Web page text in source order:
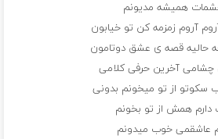
همیشه مدیونم
آروم زمزمه کن تو خیابون
حالیه قصه ی عشق دوتامون
چشامی آخرین حرفی کلامی
سکوتو از تو میخونم بدونی
همش از تو بخونم
عاشقمی خوب میدونم